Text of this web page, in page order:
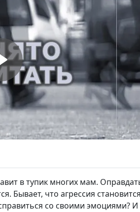
в тупик многих мам.
Бывает, что агрессия
со своими